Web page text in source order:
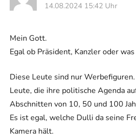
14.08.2024 15:42 Uhr
Mein Gott.
Egal ob Präsident, Kanzler oder
Diese Leute sind nur
Leute, die ihre politische Agenda
Abschnitten von 10, 50 und 100
Es ist egal, welche Dulli da seine
Kamera hält.